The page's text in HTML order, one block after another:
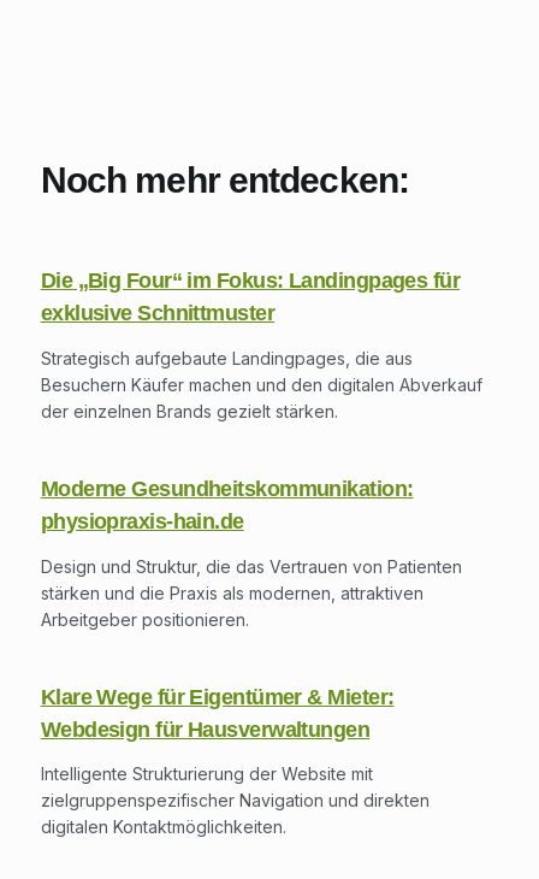
Noch mehr entdecken:
Die „Big Four“ im Fokus: Landingpages für
exklusive Schnittmuster
Strategisch aufgebaute Landingpages, die aus
Besuchern Käufer machen und den digitalen Abverkauf
der einzelnen Brands gezielt stärken.
Moderne Gesundheitskommunikation:
physiopraxis-hain.de
Design und Struktur, die das Vertrauen von Patienten
stärken und die Praxis als modernen, attraktiven
Arbeitgeber positionieren.
Klare Wege für Eigentümer & Mieter:
Webdesign für Hausverwaltungen
Intelligente Strukturierung der Website mit
zielgruppenspezifischer Navigation und direkten
digitalen Kontaktmöglichkeiten.